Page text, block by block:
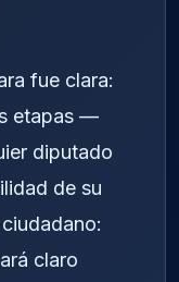
fue clara:
etapas —
diputado
de su
claro